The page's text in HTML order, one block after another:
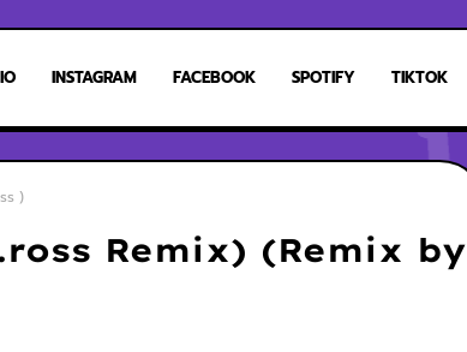
INSTAGRAM FACEBOOK SPOTIFY TIKTOK
)
Remix) (Remix by